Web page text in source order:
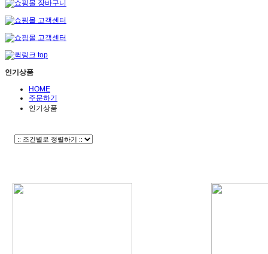
인기상품
HOME
주문하기
인기상품